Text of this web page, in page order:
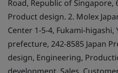
Road, Republic of Singapore,
Product design. 2. Molex
Center 1-5-4, Fukami-higashi,
prefecture, 242-8585 Japan
design, Engineering,